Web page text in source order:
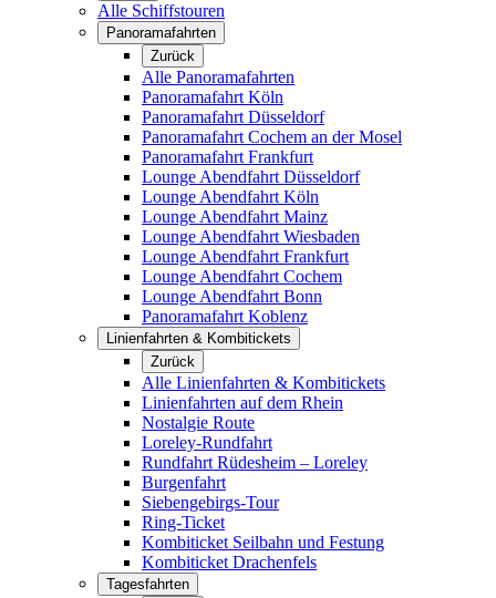
Alle Schiffstouren
Panoramafahrten
Zurück
Alle Panoramafahrten
Panoramafahrt Köln
Panoramafahrt Düsseldorf
Panoramafahrt Cochem an der Mosel
Panoramafahrt Frankfurt
Lounge Abendfahrt Düsseldorf
Lounge Abendfahrt Köln
Lounge Abendfahrt Mainz
Lounge Abendfahrt Wiesbaden
Lounge Abendfahrt Frankfurt
Lounge Abendfahrt Cochem
Lounge Abendfahrt Bonn
Panoramafahrt Koblenz
Linienfahrten & Kombitickets
Zurück
Alle Linienfahrten & Kombitickets
Linienfahrten auf dem Rhein
Nostalgie Route
Loreley-Rundfahrt
Rundfahrt Rüdesheim – Loreley
Burgenfahrt
Siebengebirgs-Tour
Ring-Ticket
Kombiticket Seilbahn und Festung
Kombiticket Drachenfels
Tagesfahrten